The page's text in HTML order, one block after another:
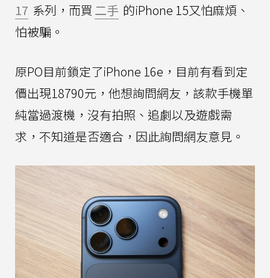
17 系列，而買 二手 的iPhone 15又怕麻煩、
怕被騙。
原PO目前鎖定了iPhone 16e，目前有看到定
價出現18790元，他想詢問網友，該款手機單
純當過渡機，沒有拍照、追劇以及遊戲需
求，不知道是否適合，因此詢問網友意見。